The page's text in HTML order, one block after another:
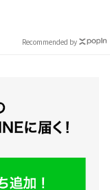
Recommended by